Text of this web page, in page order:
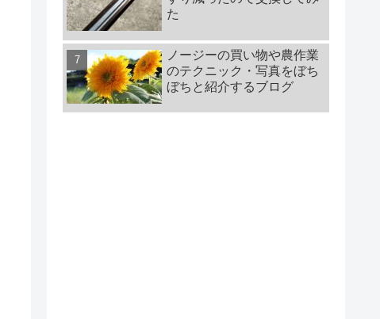
た
ノージーの買い物や農作業
のテクニック・写真をぼち
ぼちと紹介するブログ